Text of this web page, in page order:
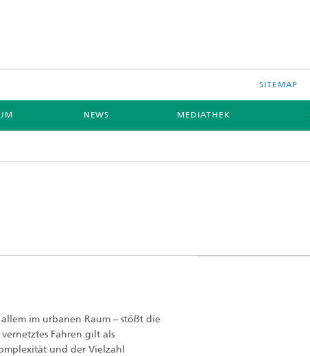
SITEMAP
NEWS MEDIATHEK
im urbanen Raum – stößt die
Fahren gilt als
und der Vielzahl